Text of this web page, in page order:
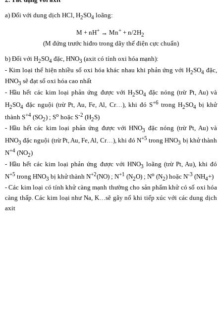
a) Đối với dung dịch HCl, H2SO4 loãng:
M + nH+ → Mn+ + n/2H2
(M đứng trước hiđro trong dãy thế điện cực chuẩn)
b) Đối với H2SO4 đặc, HNO3 (axit có tính oxi hóa mạnh):
- Kim loại thể hiện nhiều số oxi hóa khác nhau khi phản ứng với H2SO4 đặc,
HNO3 sẽ đạt số oxi hóa cao nhất
- Hầu hết các kim loại phản ứng được với H2SO4 đặc nóng (trừ Pt, Au) và
H2SO4 đặc nguội (trừ Pt, Au, Fe, Al, Cr…), khi đó S+6trong H2SO4 bị khử
thành S+4 (SO2) ; So hoặc S-2 (H2S)
- Hầu hết các kim loại phản ứng được với HNO3 đặc nóng (trừ Pt, Au) và
HNO3 đặc nguội (trừ Pt, Au, Fe, Al, Cr…), khi đó N+5 trong HNO3 bị khử thành
N+4 (NO2)
- Hầu hết các kim loại phản ứng được với HNO3 loãng (trừ Pt, Au), khi đó
N+5 trong HNO3 bị khử thành N+2(NO) ; N+1 (N2O) ; No (N2) hoặc N-3 (NH4+)
- Các kim loại có tính khử càng mạnh thường cho sản phẩm khử có số oxi hóa
càng thấp. Các kim loại như Na, K…sẽ gây nổ khi tiếp xúc với các dung dịch
axit